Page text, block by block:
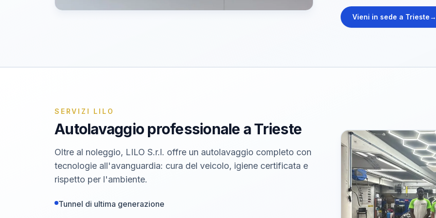
Vieni in sede a Trieste→
SERVIZI LILO
Autolavaggio professionale a Trieste
Oltre al noleggio, LILO S.r.l. offre un autolavaggio completo con
tecnologie all'avanguardia: cura del veicolo, igiene certificata e
rispetto per l'ambiente.
Tunnel di ultima generazione